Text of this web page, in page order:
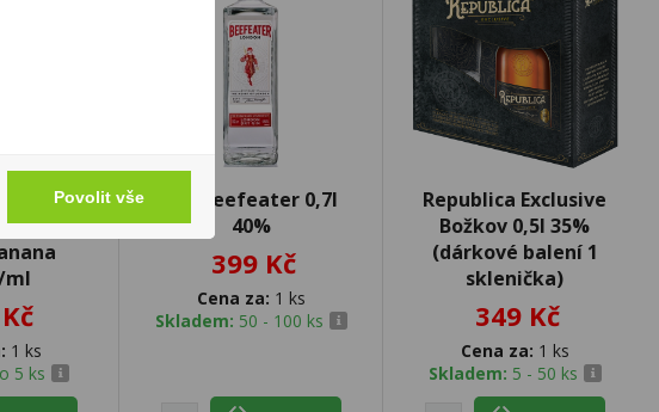
Ox
10ml
ml
1 ks
5 ks
Gin Beefeater 0,7l
40%
399 Kč
Cena za: 1 ks
Skladem: 50 - 100 ks
Republica Exclusive
Božkov 0,5l 35%
(dárkové balení 1
sklenička)
349 Kč
Cena za: 1 ks
Skladem: 5 - 50 ks
Povolit vše